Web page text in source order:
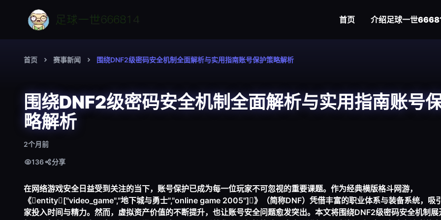
首页 介绍足球一世
首页 赛事新闻 围绕DNF2级密码安全机制全面解析与实用指南账号保护策略解析
围绕DNF2级密码安全机制全面解析与实用指南账号
略解析
2个月前
136 分享
在网络游戏安全日益受到关注的当下，账号保护已成为每一位玩家不可忽视的重要课题。作为经典横版格斗网游，
《entity["video_game","地下城与勇士","online game 2005"]》（简称DNF）凭借丰富的职业体系与装备系统，吸
家投入时间与精力。然而，虚拟资产价值的不断提升，也让账号安全问题愈发突出。本文将围绕DNF2级密码安全机制展